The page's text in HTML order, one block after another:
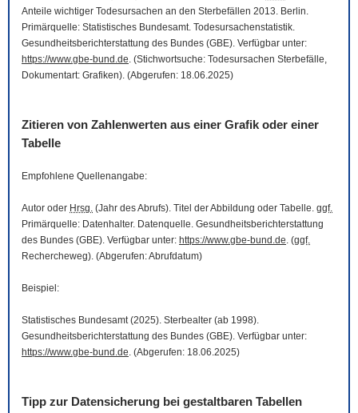
Anteile wichtiger Todesursachen an den Sterbefällen 2013. Berlin.
Primärquelle: Statistisches Bundesamt. Todesursachenstatistik.
Gesundheitsberichterstattung des Bundes (GBE). Verfügbar unter:
https://www.gbe-bund.de. (Stichwortsuche: Todesursachen Sterbefälle,
Dokumentart: Grafiken). (Abgerufen: 18.06.2025)
Zitieren von Zahlenwerten aus einer Grafik oder einer
Tabelle
Empfohlene Quellenangabe:
Autor oder Hrsg. (Jahr des Abrufs). Titel der Abbildung oder Tabelle. ggf.
Primärquelle: Datenhalter. Datenquelle. Gesundheitsberichterstattung
des Bundes (GBE). Verfügbar unter: https://www.gbe-bund.de. (ggf.
Rechercheweg). (Abgerufen: Abrufdatum)
Beispiel:
Statistisches Bundesamt (2025). Sterbealter (ab 1998).
Gesundheitsberichterstattung des Bundes (GBE). Verfügbar unter:
https://www.gbe-bund.de. (Abgerufen: 18.06.2025)
Tipp zur Datensicherung bei gestaltbaren Tabellen